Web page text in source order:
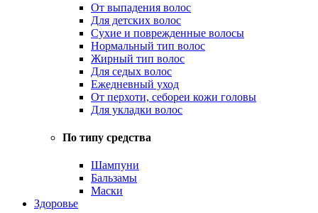
От выпадения волос
Для детских волос
Сухие и поврежденные волосы
Нормальный тип волос
Жирный тип волос
Для седых волос
Ежедневный уход
От перхоти, себореи кожи головы
Для укладки волос
По типу средства
Шампуни
Бальзамы
Маски
Здоровье